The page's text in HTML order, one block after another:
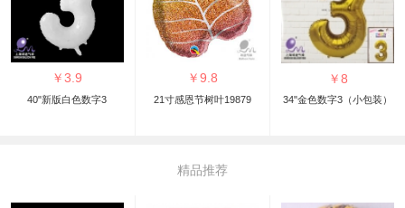
￥3.9
40"新版白色数字3
￥9.8
21寸感恩节树叶19879
￥8
34"金色数字3（小包装）
精品推荐